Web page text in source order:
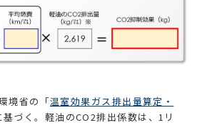
境省の「温室効果ガス排出量算定・
基づく。軽油のCO2排出係数は、1リ